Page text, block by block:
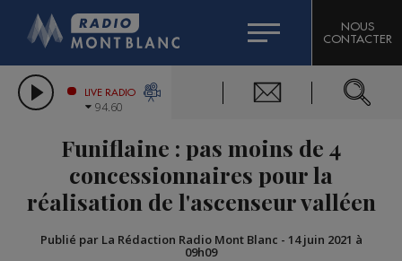
LES CHRONIQUES DE L'EXPERT
CITIZEN MACHINERY
GRAND MASSIF DOMAINES SKIABLES
BIGARD
COMPAGNIE DU MONT-BLANC
NOUS
CONTACTER
LIVE RADIO
94.60
Funiflaine : pas moins de 4
concessionnaires pour la
réalisation de l'ascenseur valléen
Publié par La Rédaction Radio Mont Blanc - 14 juin 2021 à
09h09